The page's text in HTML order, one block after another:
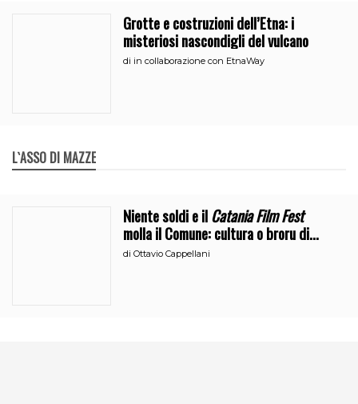
Grotte e costruzioni dell’Etna: i
misteriosi nascondigli del vulcano
di in collaborazione con EtnaWay
L`ASSO DI MAZZE
Niente soldi e ilCatania Film Fest
molla il Comune: cultura o broru di
ciciri?
diOttavio Cappellani